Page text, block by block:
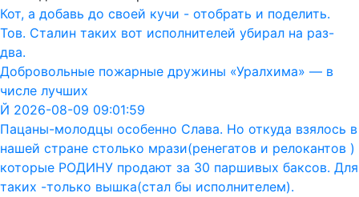
Кот, а добавь до своей кучи - отобрать и поделить.
Тов. Сталин таких вот исполнителей убирал на раз-
два.
Добровольные пожарные дружины «Уралхима» — в
числе лучших
Й 2026-08-09 09:01:59
Пацаны-молодцы особенно Слава. Но откуда взялось в
нашей стране столько мрази(ренегатов и релокантов )
которые РОДИНУ продают за 30 паршивых баксов. Для
таких -только вышка(стал бы исполнителем).